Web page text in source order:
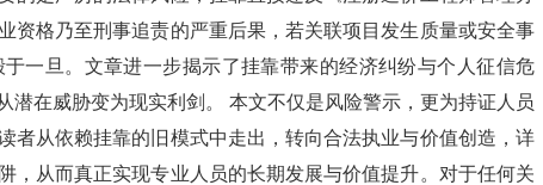
资格乃至刑事追责的严重后果，若关联项目发生质量或安全事
一旦。文章进一步揭示了挂靠带来的经济纠纷与个人征信危
潜在威胁变为现实利剑。 本文不仅是风险警示，更为持证人员
者从依赖挂靠的旧模式中走出，转向合法执业与价值创造，详
，从而真正实现专业人员的长期发展与价值提升。对于任何关